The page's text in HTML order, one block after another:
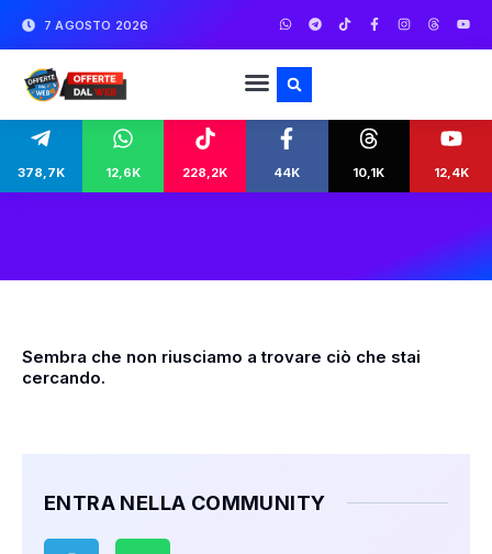
7 AGOSTO 2026
378,7K 12,6K 228,2K 44K 10,1K 12,4K
Sembra che non riusciamo a trovare ciò che stai
cercando.
ENTRA NELLA COMMUNITY